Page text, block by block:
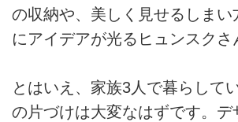
の収納や、美しく見せるしまい
にアイデアが光るヒュンスクさ
とはいえ、家族3人で暮らして
の片づけは大変なはずです。デ